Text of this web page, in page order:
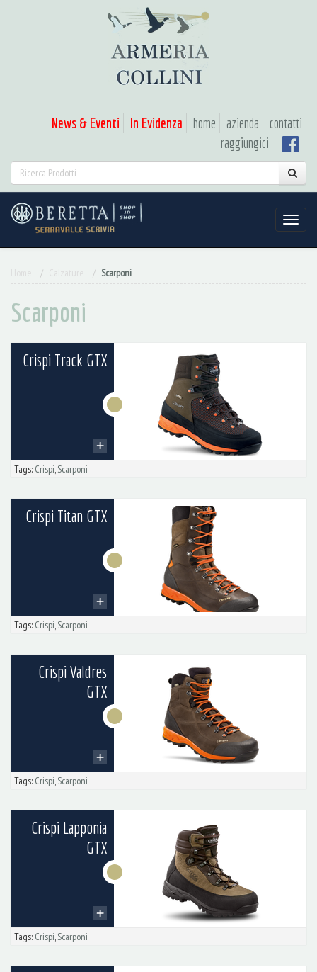
News & Eventi In Evidenza home azienda
contatti
raggiungici
Scarponi
Scarponi
Crispi Track GTX
Tags: Crispi,Scarponi
Crispi Titan GTX
Tags: Crispi,Scarponi
Crispi Valdres
GTX
Tags: Crispi,Scarponi
Crispi Lapponia
GTX
Tags: Crispi,Scarponi